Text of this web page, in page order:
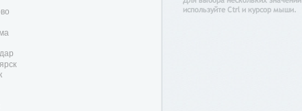
используйте Ctrl и курсор мыши.